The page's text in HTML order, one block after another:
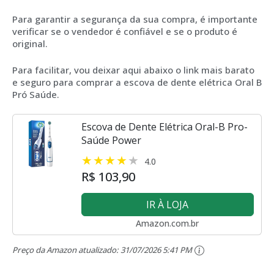
Para garantir a segurança da sua compra, é importante
verificar se o vendedor é confiável e se o produto é
original.
Para facilitar, vou deixar aqui abaixo o link mais barato
e seguro para comprar a escova de dente elétrica Oral B
Pró Saúde.
Escova de Dente Elétrica Oral-B Pro-
Saúde Power
4.0
R$ 103,90
IR À LOJA
Amazon.com.br
Preço da Amazon atualizado:31/07/2026 5:41 PM